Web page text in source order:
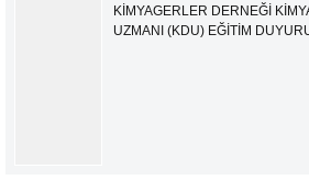
KİMYAGERLER DERNEĞİ
UZMANI (KDU) EĞİTİM